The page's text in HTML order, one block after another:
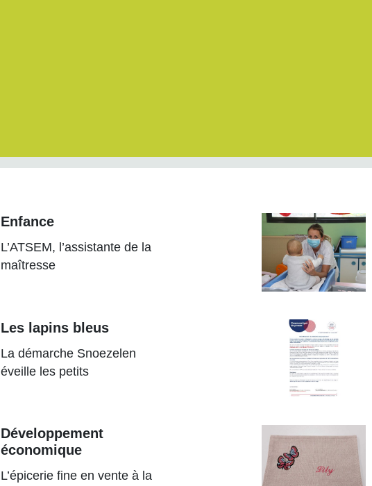
Enfance
L’ATSEM, l’assistante de la
maîtresse
Les lapins bleus
La démarche Snoezelen
éveille les petits
Développement
économique
L’épicerie fine en vente à la